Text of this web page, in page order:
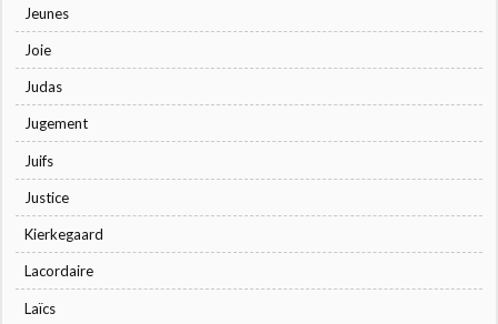
Jeunes
Joie
Judas
Jugement
Juifs
Justice
Kierkegaard
Lacordaire
Laïcs